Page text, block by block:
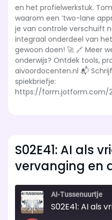
en het profielwerkstuk.
waarom een ’two-lane
je van controle verschuift
integraal onderdeel van
gewoon doen! 🚀 🔗 Meer
onderwijs? Ontdek tools,
aivoordocenten.nl 📬
spiekbriefje:
https://form.jotform.com/
S02E41: AI als
vervanging en
AI-Tussenuurtje